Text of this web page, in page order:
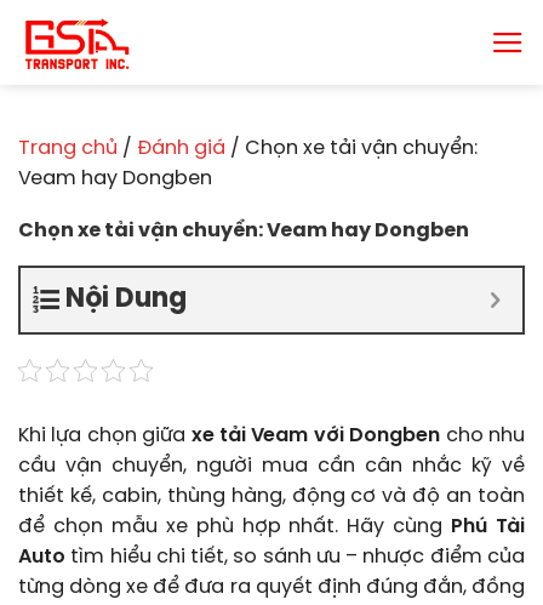
đến
nội
Trang chủ / Đánh giá / Chọn xe tải vận chuyển:
Veam hay Dongben
Chọn xe tải vận chuyển: Veam hay Dongben
Nội Dung
Khi lựa chọn giữa xe tải Veam với Dongben cho nhu
cầu vận chuyển, người mua cần cân nhắc kỹ về
thiết kế, cabin, thùng hàng, động cơ và độ an toàn
để chọn mẫu xe phù hợp nhất. Hãy cùng
Phú Tài
Auto tìm hiểu chi tiết, so sánh ưu – nhược điểm của
từng dòng xe để đưa ra quyết định đúng đắn, đồng